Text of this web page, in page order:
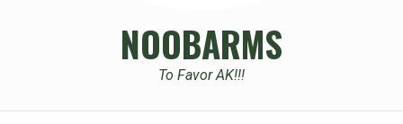
NOOBARMS
To Favor AK!!!